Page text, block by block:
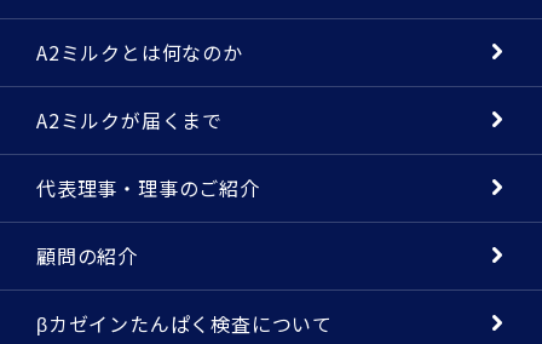
A2ミルクとは何なのか
A2ミルクが届くまで
代表理事・理事のご紹介
顧問の紹介
βカゼインたんぱく検査について